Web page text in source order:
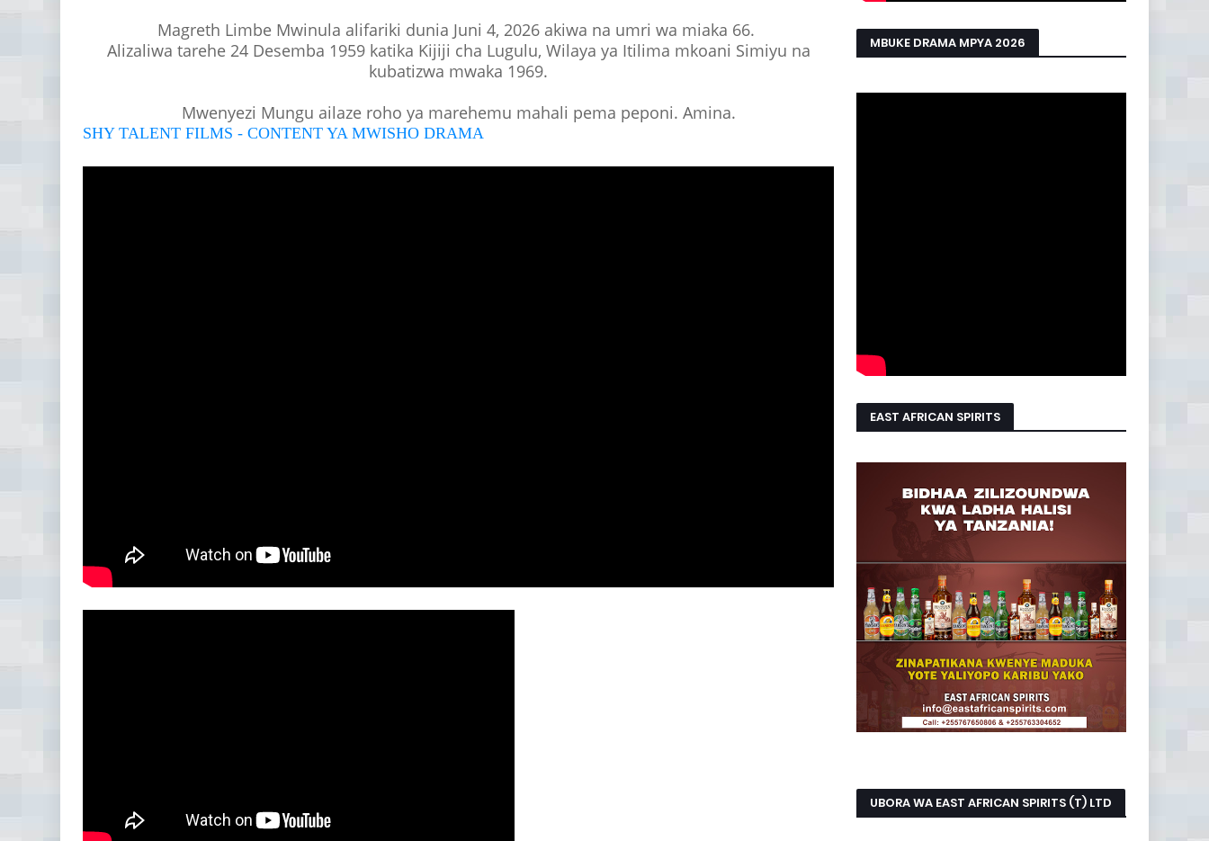
Magreth Limbe Mwinula alifariki dunia Juni 4, 2026 akiwa na umri wa miaka 66.
Alizaliwa tarehe 24 Desemba 1959 katika Kijiji cha Lugulu, Wilaya ya Itilima mkoani Simiyu na
kubatizwa mwaka 1969.
Mwenyezi Mungu ailaze roho ya marehemu mahali pema peponi. Amina.
SHY TALENT FILMS - CONTENT YA MWISHO DRAMA
MBUKE DRAMA MPYA 2026
EAST AFRICAN SPIRITS
UBORA WA EAST AFRICAN SPIRITS (T) LTD